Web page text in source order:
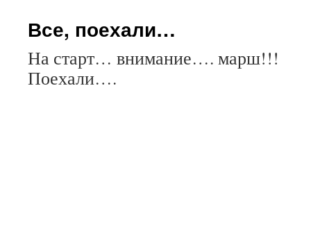
Все, поехали…
На старт… внимание…. марш!!!
Поехали….